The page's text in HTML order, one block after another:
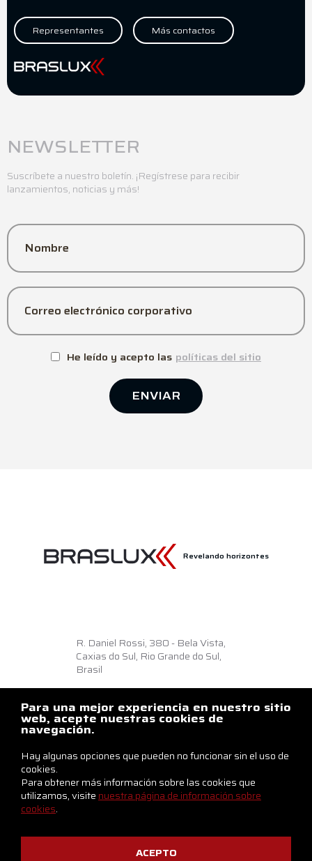
Representantes Más contactos
NEWSLETTER
Suscríbete a nuestro boletín. ¡Regístrese para recibir
lanzamientos, noticias y más!
Nombre
Correo electrónico corporativo
He leído y acepto las políticas del sitio
ENVIAR
Revelando horizontes
R. Daniel Rossi, 380 - Bela Vista,
Caxias do Sul, Rio Grande do Sul,
Brasil
+55 54 3218.6500
Contáctenos
Para una mejor experiencia en nuestro sitio
web, acepte nuestras cookies de
navegación.
Hay algunas opciones que pueden no funcionar sin el uso de
cookies.
Para obtener más información sobre las cookies que
utilizamos, visite nuestra página de información sobre
cookies.
ACEPTO